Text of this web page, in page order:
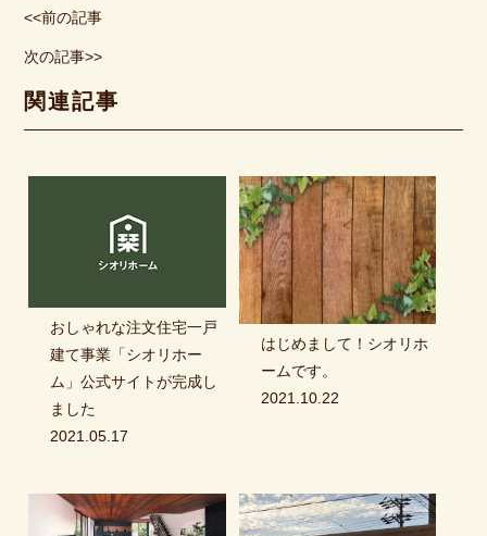
<<前の記事
次の記事>>
関連記事
おしゃれな注文住宅一戸
建て事業「シオリホー
ム」公式サイトが完成し
ました
2021.05.17
はじめまして！シオリホ
ームです。
2021.10.22